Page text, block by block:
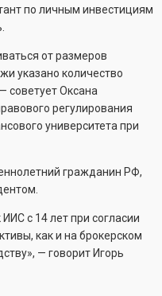
по личным инвестициям
от размеров
указано количество
советует Оксана
регулирования
университета при
гражданин РФ,
с 14 лет при согласии
как и на брокерском
— говорит Игорь